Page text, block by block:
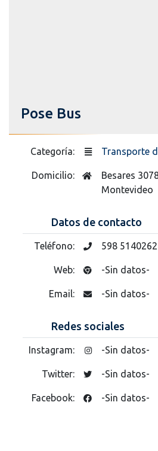
Pose Bus
Categoría: Transporte
Domicilio:
Besares
Montevideo
Datos de contacto
Teléfono: 598 5140262
Web: -Sin datos-
Email: -Sin datos-
Redes sociales
Instagram: -Sin datos-
Twitter: -Sin datos-
Facebook: -Sin datos-